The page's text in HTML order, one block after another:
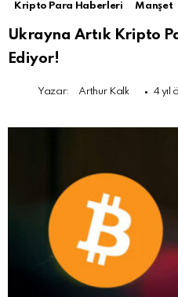
Kripto Para Haberleri Manşet
Ukrayna Artık Kripto
Ediyor!
Yazar: Arthur Kalk 4 yıl